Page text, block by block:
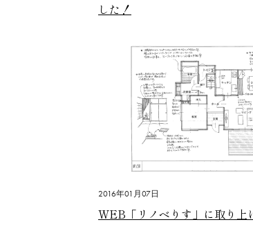
した！
2016年01月07日
WEB「リノベりす」に取り上